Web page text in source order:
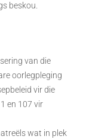
beskou.
van die
oorlegpleging
vir die
en 107 vir
wat in plek